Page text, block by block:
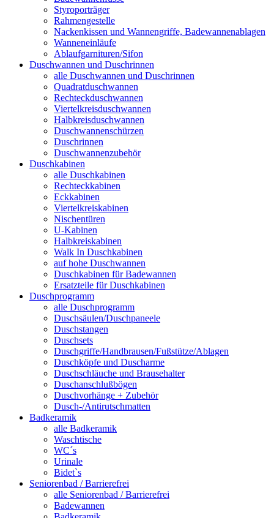
Styroporträger
Rahmengestelle
Nackenkissen und Wannengriffe, Badewannenablagen
Wanneneinläufe
Ablaufgarnituren/Sifon
Duschwannen und Duschrinnen
alle Duschwannen und Duschrinnen
Quadratduschwannen
Rechteckduschwannen
Viertelkreisduschwannen
Halbkreisduschwannen
Duschwannenschürzen
Duschrinnen
Duschwannenzubehör
Duschkabinen
alle Duschkabinen
Rechteckkabinen
Eckkabinen
Viertelkreiskabinen
Nischentüren
U-Kabinen
Halbkreiskabinen
Walk In Duschkabinen
auf hohe Duschwannen
Duschkabinen für Badewannen
Ersatzteile für Duschkabinen
Duschprogramm
alle Duschprogramm
Duschsäulen/Duschpaneele
Duschstangen
Duschsets
Duschgriffe/Handbrausen/Fußstütze/Ablagen
Duschköpfe und Duscharme
Duschschläuche und Brausehalter
Duschanschlußbögen
Duschvorhänge + Zubehör
Dusch-/Antirutschmatten
Badkeramik
alle Badkeramik
Waschtische
WC´s
Urinale
Bidet`s
Seniorenbad / Barrierefrei
alle Seniorenbad / Barrierefrei
Badewannen